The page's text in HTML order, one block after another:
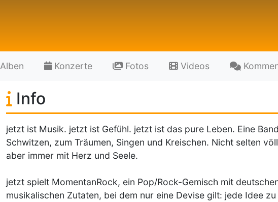
Alben Konzerte Fotos Videos
Info
jetzt ist Musik. jetzt ist Gefühl. jetzt ist das pure Leben. Eine
Schwitzen, zum Träumen, Singen und Kreischen. Nicht selten
aber immer mit Herz und Seele.
jetzt spielt MomentanRock, ein Pop/Rock-Gemisch mit
musikalischen Zutaten, bei dem nur eine Devise gilt: jede Idee